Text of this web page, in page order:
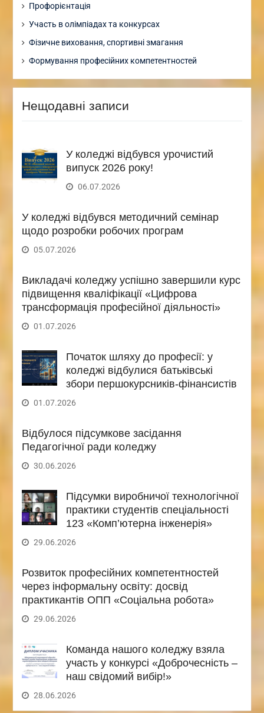
Профорієнтація
Участь в олімпіадах та конкурсах
Фізичне виховання, спортивні змагання
Формування професійних компетентностей
Нещодавні записи
У коледжі відбувся урочистий
випуск 2026 року!
06.07.2026
У коледжі відбувся методичний семінар
щодо розробки робочих програм
05.07.2026
Викладачі коледжу успішно завершили курс
підвищення кваліфікації «Цифрова
трансформація професійної діяльності»
01.07.2026
Початок шляху до професії: у
коледжі відбулися батьківські
збори першокурсників-фінансистів
01.07.2026
Відбулося підсумкове засідання
Педагогічної ради коледжу
30.06.2026
Підсумки виробничої технологічної
практики студентів спеціальності
123 «Комп’ютерна інженерія»
29.06.2026
Розвиток професійних компетентностей
через інформальну освіту: досвід
практикантів ОПП «Соціальна робота»
29.06.2026
Команда нашого коледжу взяла
участь у конкурсі «Доброчесність –
наш свідомий вибір!»
28.06.2026